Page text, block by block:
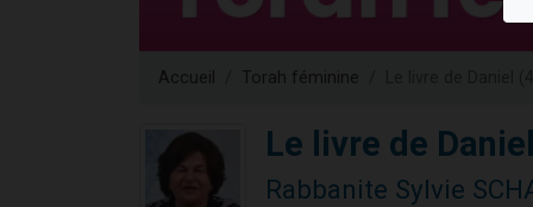
13
30
12
29
Accueil Torah féminine
Le livre de
Rabbanite Sylvie